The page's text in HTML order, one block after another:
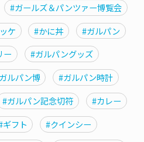
#ガールズ＆パンツァー博覧会
ケ #かに丼
#ガルパン
ー
#ガルパングッズ
ルパン博
#ガルパン時計
#ガルパン記念切符
#カレー
ギフト
#クインシー